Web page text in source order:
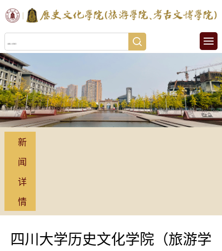
新
闻
详
情
四川大学历史文化学院（旅游学